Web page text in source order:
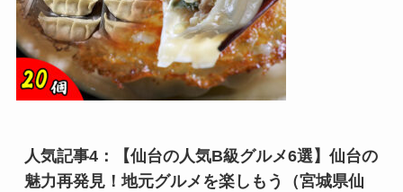
人気記事4：【仙台の人気B級グルメ6選】仙台の
魅力再発見！地元グルメを楽しもう（宮城県仙